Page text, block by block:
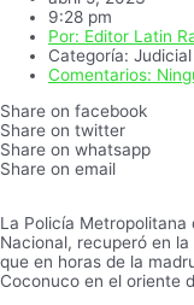
9:28 pm
Por: Editor Latin
Categoría: Judicial
Comentarios:
Share on facebook
Share on twitter
Share on whatsapp
Share on email
La Policía
Nacional, recuperó en
que en horas de la
Coconuco en el oriente